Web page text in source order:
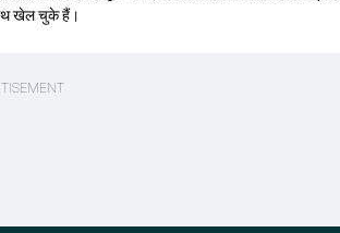
खेल चुके हैं।